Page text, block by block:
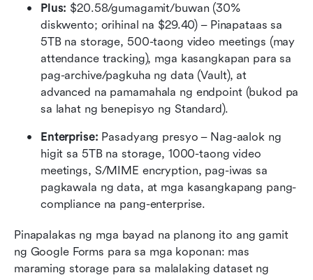
Plus: $20.58/gumagamit/buwan (30%
diskwento; orihinal na $29.40) – Pinapataas sa
5TB na storage, 500-taong video meetings (may
attendance tracking), mga kasangkapan para sa
pag-archive/pagkuha ng data (Vault), at
advanced na pamamahala ng endpoint (bukod pa
sa lahat ng benepisyo ng Standard).
Enterprise: Pasadyang presyo – Nag-aalok ng
higit sa 5TB na storage, 1000-taong video
meetings, S/MIME encryption, pag-iwas sa
pagkawala ng data, at mga kasangkapang pang-
compliance na pang-enterprise.
Pinapalakas ng mga bayad na planong ito ang gamit
ng Google Forms para sa mga koponan: mas
maraming storage para sa malalaking dataset ng